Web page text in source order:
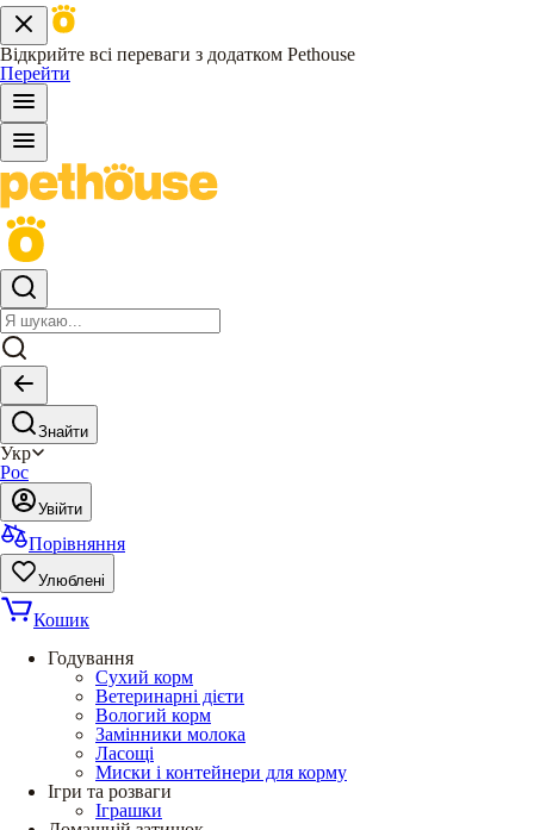
Відкрийте всі переваги з додатком Pethouse
Перейти
Знайти
Укр
Рос
Увійти
Порівняння
Улюблені
Кошик
Годування
Сухий корм
Ветеринарні дієти
Вологий корм
Замінники молока
Ласощі
Миски і контейнери для корму
Ігри та розваги
Іграшки